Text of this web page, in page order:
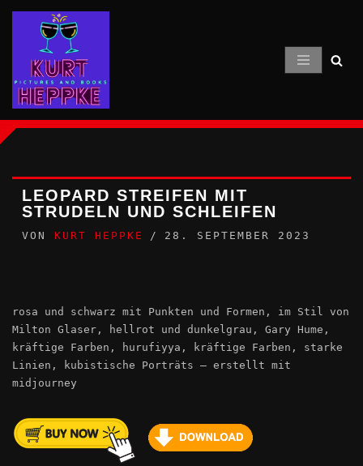
Inhalt
springen
LEOPARD STREIFEN MIT
STRUDELN UND SCHLEIFEN
VON KURT HEPPKE 28. SEPTEMBER 2023
rosa und schwarz mit Punkten und Formen, im Stil von
Milton Glaser, hellrot und dunkelgrau, Gary Hume,
kräftige Farben, hurufiyya, kräftige Farben, starke
Linien, kubistische Porträts – erstellt mit
midjourney